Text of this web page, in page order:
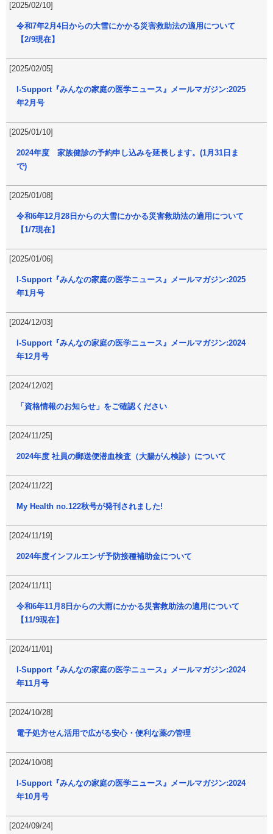
[2025/02/10]
令和7年2月4日からの大雪にかかる災害救助法の適用について
【2/9現在】
[2025/02/05]
I-Support『みんなの家庭の医学ニュース』メールマガジン:2025
年2月号
[2025/01/10]
2024年度 家族健診の予約申し込みを延長します。(1月31日ま
で)
[2025/01/08]
令和6年12月28日からの大雪にかかる災害救助法の適用について
【1/7現在】
[2025/01/06]
I-Support『みんなの家庭の医学ニュース』メールマガジン:2025
年1月号
[2024/12/03]
I-Support『みんなの家庭の医学ニュース』メールマガジン:2024
年12月号
[2024/12/02]
「資格情報のお知らせ」をご確認ください
[2024/11/25]
2024年度 社員の郵送便潜血検査（大腸がん検診）について
[2024/11/22]
My Health no.122秋号が発刊されました!
[2024/11/19]
2024年度インフルエンザ予防接種補助金について
[2024/11/11]
令和6年11月8日からの大雨にかかる災害救助法の適用について
【11/9現在】
[2024/11/01]
I-Support『みんなの家庭の医学ニュース』メールマガジン:2024
年11月号
[2024/10/28]
電子処方せん活用で広がる安心・便利な薬の管理
[2024/10/08]
I-Support『みんなの家庭の医学ニュース』メールマガジン:2024
年10月号
[2024/09/24]